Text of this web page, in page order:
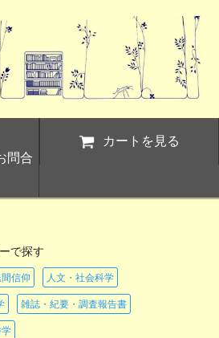
問合
カートを見る
で探す
信仰 人文・社会科学
雑誌・紀要・調査報告書
学